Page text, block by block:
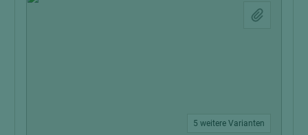
5 weitere Varianten